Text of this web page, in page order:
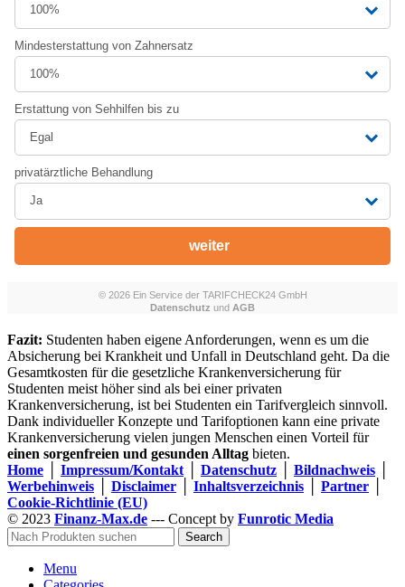
Fazit: Studenten haben eigene Anforderungen, wenn es um die
Absicherung bei Krankheit und Unfall in Deutschland geht. Da die
Gesamtkosten für die gesetzliche Krankenversicherung für
Studenten meist höher sind als bei einer privaten
Krankenversicherung, ist bei Studenten ein Tarifvergleich sinnvoll.
Dank individueller Konzepte und Tarifoptionen kann eine private
Krankenversicherung vielen jungen Menschen einen Vorteil für
einen sorgenfreien und gesunden Alltag bieten.
Home
Impressum/Kontakt Datenschutz Bildnachweis
Werbehinweis
Disclaimer Inhaltsverzeichnis Partner
Cookie-Richtlinie (EU)
© 2023 Finanz-Max.de --- Concept by Funrotic Media
Search
Menu